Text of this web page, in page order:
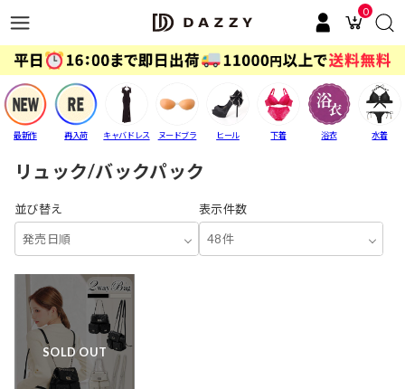
0
最新作 再入荷 キャバドレス ヌードブラ ヒール 下着 浴衣 水着
リュック/バックパック
並び替え
発売日順
表示件数
48件
SOLD OUT